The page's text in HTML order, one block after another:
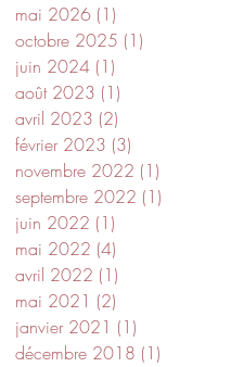
mai 2026 (1)
octobre 2025 (1)
juin 2024 (1)
août 2023 (1)
avril 2023 (2)
février 2023 (3)
novembre 2022 (1)
septembre 2022 (1)
juin 2022 (1)
mai 2022 (4)
avril 2022 (1)
mai 2021 (2)
janvier 2021 (1)
décembre 2018 (1)